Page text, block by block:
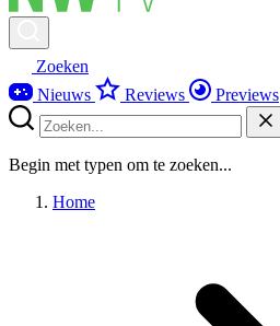
Zoeken
Nieuws
Reviews Previews
Begin met typen om te zoeken...
Home